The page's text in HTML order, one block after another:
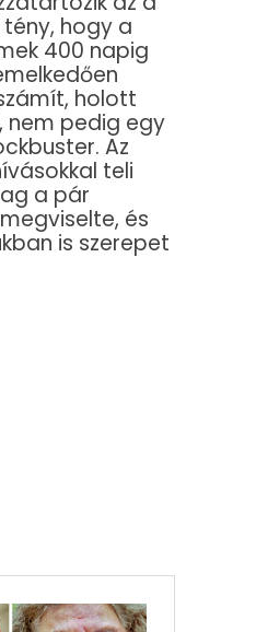
hogy a
400 napig
holott
nem pedig egy
Az
teli
a pár
és
is szerepet